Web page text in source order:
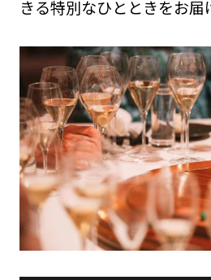
きる特別なひとときをお届